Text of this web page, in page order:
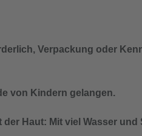
Verpackung oder
von Kindern gelangen.
der Haut: Mit viel Wasser und